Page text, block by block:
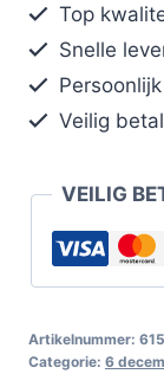
Top
Snelle
Veilig
VEILIG
Artikelnummer:
Categorie: 6